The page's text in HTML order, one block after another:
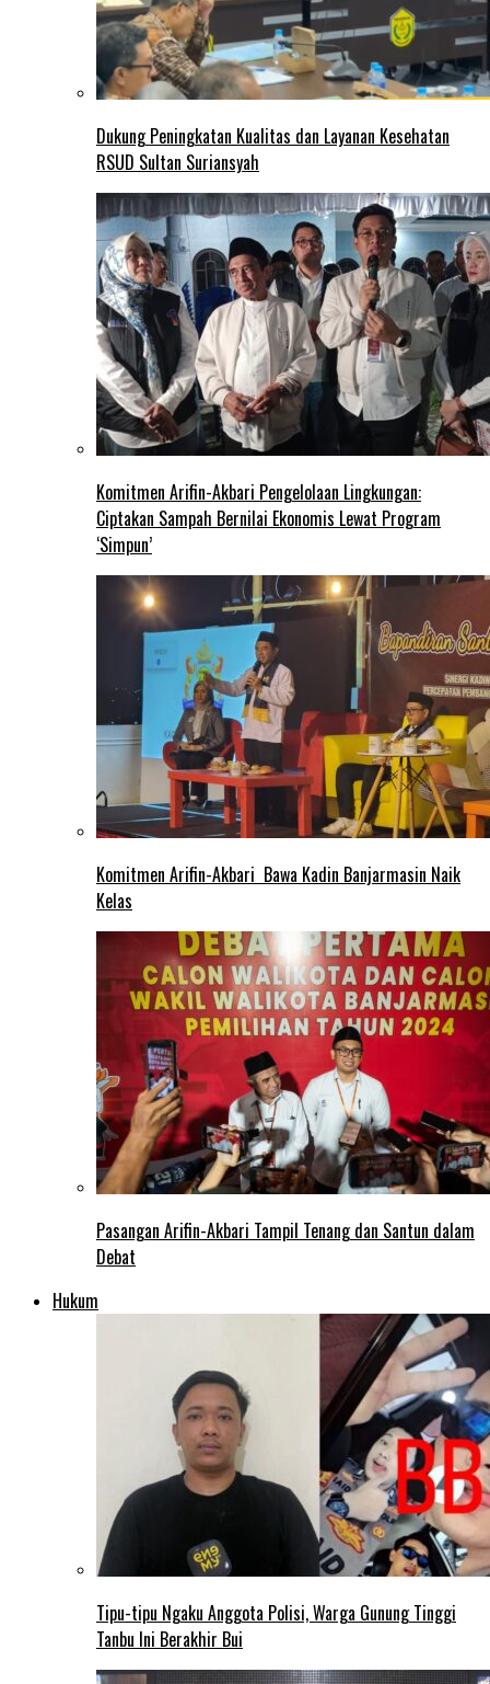
Dukung Peningkatan Kualitas dan Layanan Kesehatan
RSUD Sultan Suriansyah
Komitmen Arifin-Akbari Pengelolaan Lingkungan:
Ciptakan Sampah Bernilai Ekonomis Lewat Program
‘Simpun’
Komitmen Arifin-Akbari Bawa Kadin Banjarmasin Naik
Kelas
Pasangan Arifin-Akbari Tampil Tenang dan Santun dalam
Debat
Hukum
Tipu-tipu Ngaku Anggota Polisi, Warga Gunung Tinggi
Tanbu Ini Berakhir Bui